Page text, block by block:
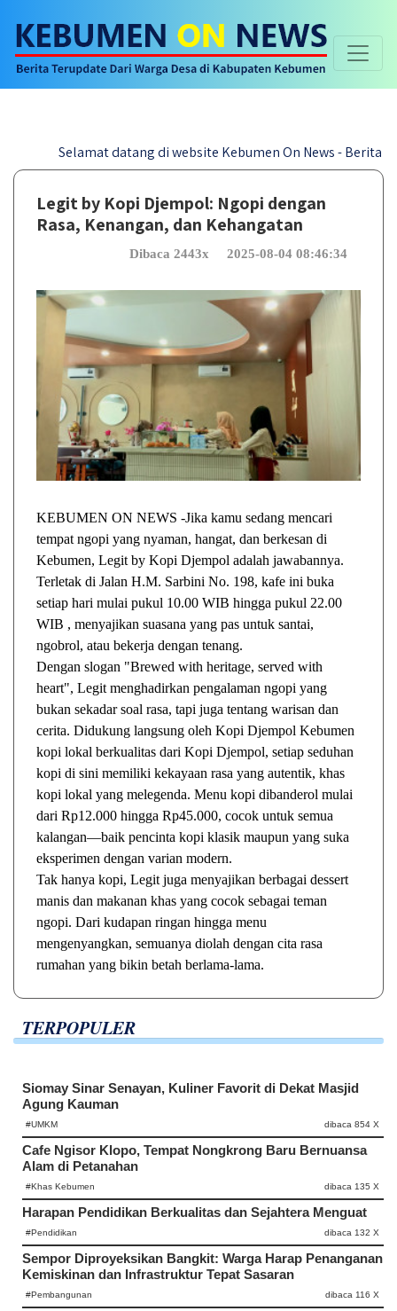
Selamat datang di website Kebumen On News - Berita
Legit by Kopi Djempol: Ngopi dengan
Rasa, Kenangan, dan Kehangatan
Dibaca 2443x 2025-08-04 08:46:34
KEBUMEN ON NEWS -Jika kamu sedang mencari
tempat ngopi yang nyaman, hangat, dan berkesan di
Kebumen, Legit by Kopi Djempol adalah jawabannya.
Terletak di Jalan H.M. Sarbini No. 198, kafe ini buka
setiap hari mulai pukul 10.00 WIB hingga pukul 22.00
WIB , menyajikan suasana yang pas untuk santai,
ngobrol, atau bekerja dengan tenang.
Dengan slogan "Brewed with heritage, served with
heart", Legit menghadirkan pengalaman ngopi yang
bukan sekadar soal rasa, tapi juga tentang warisan dan
cerita. Didukung langsung oleh Kopi Djempol Kebumen
kopi lokal berkualitas dari Kopi Djempol, setiap seduhan
kopi di sini memiliki kekayaan rasa yang autentik, khas
kopi lokal yang melegenda. Menu kopi dibanderol mulai
dari Rp12.000 hingga Rp45.000, cocok untuk semua
kalangan—baik pencinta kopi klasik maupun yang suka
eksperimen dengan varian modern.
Tak hanya kopi, Legit juga menyajikan berbagai dessert
manis dan makanan khas yang cocok sebagai teman
ngopi. Dari kudapan ringan hingga menu
mengenyangkan, semuanya diolah dengan cita rasa
rumahan yang bikin betah berlama-lama.
TERPOPULER
Siomay Sinar Senayan, Kuliner Favorit di Dekat Masjid
Agung Kauman
#UMKM dibaca 854 X
Cafe Ngisor Klopo, Tempat Nongkrong Baru Bernuansa
Alam di Petanahan
#Khas Kebumen dibaca 135 X
Harapan Pendidikan Berkualitas dan Sejahtera Menguat
#Pendidikan dibaca 132 X
Sempor Diproyeksikan Bangkit: Warga Harap Penanganan
Kemiskinan dan Infrastruktur Tepat Sasaran
#Pembangunan dibaca 116 X